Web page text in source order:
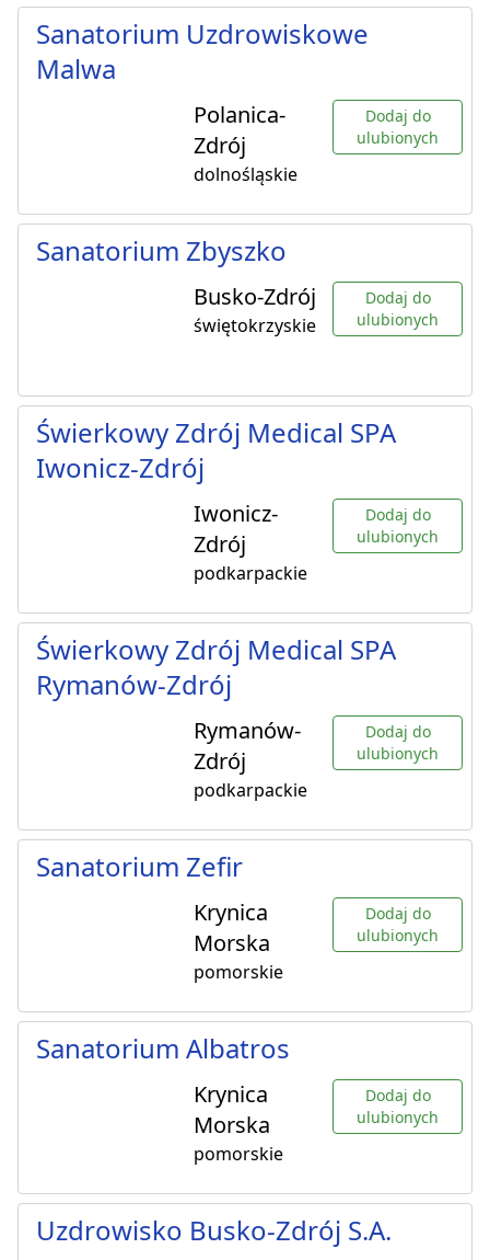
Sanatorium Uzdrowiskowe
Malwa
Polanica-
Zdrój
dolnośląskie
Dodaj do
ulubionych
Sanatorium Zbyszko
Busko-Zdrój
świętokrzyskie
Dodaj do
ulubionych
Świerkowy Zdrój Medical SPA
Iwonicz-Zdrój
Iwonicz-
Zdrój
podkarpackie
Dodaj do
ulubionych
Świerkowy Zdrój Medical SPA
Rymanów-Zdrój
Rymanów-
Zdrój
podkarpackie
Dodaj do
ulubionych
Sanatorium Zefir
Krynica
Morska
pomorskie
Dodaj do
ulubionych
Sanatorium Albatros
Krynica
Morska
pomorskie
Dodaj do
ulubionych
Uzdrowisko Busko-Zdrój S.A.